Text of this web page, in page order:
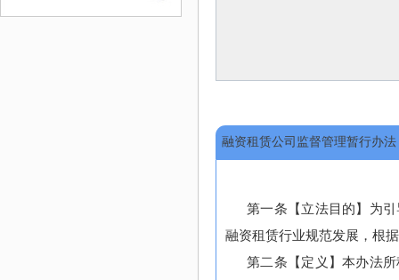
融资租赁公司监督管理暂行办
第一条【立法目的】为
融资租赁行业规范发展，根
第二条【定义】本办法